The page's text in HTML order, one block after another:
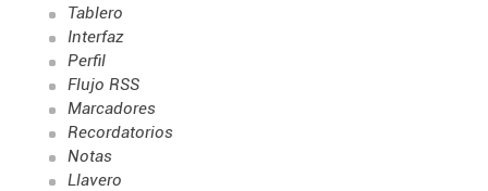
Tablero
Interfaz
Perfil
Flujo RSS
Marcadores
Recordatorios
Notas
Llavero